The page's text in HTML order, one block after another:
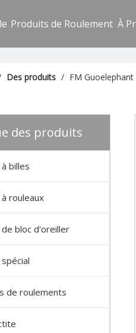
Produits de Roulement À
Des produits / FM
des produits
billes
rouleaux
bloc d'oreiller
de roulements